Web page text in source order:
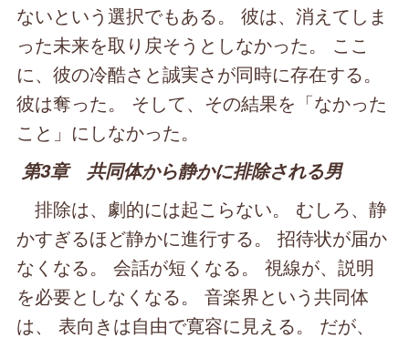
ないという選択でもある。 彼は、消えてしま
った未来を取り戻そうとしなかった。 ここ
に、彼の冷酷さと誠実さが同時に存在する。
彼は奪った。 そして、その結果を「なかった
こと」にしなかった。
第3章 共同体から静かに排除される男
排除は、劇的には起こらない。 むしろ、静
かすぎるほど静かに進行する。 招待状が届か
なくなる。 会話が短くなる。 視線が、説明
を必要としなくなる。 音楽界という共同体
は、 表向きは自由で寛容に見える。 だが、